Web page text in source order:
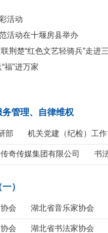
活动
活动在十堰房县举办
荆楚“红色文艺轻骑兵”走进
福”进万家
管理、自律维权
部 机关党建（纪检）工作
奇传媒集团有限公司 书
）
会 湖北省音乐家协会
会 湖北省书法家协会